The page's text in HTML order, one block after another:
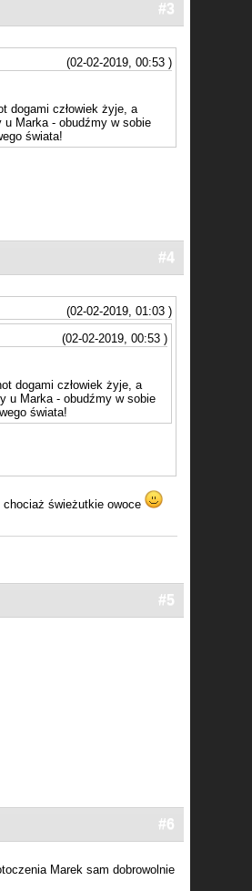
#3
(02-02-2019, 00:53 )
dogami człowiek żyje, a
u Marka - obudźmy w sobie
świata!
#4
(02-02-2019, 01:03 )
(02-02-2019, 00:53 )
dogami człowiek żyje, a
u Marka - obudźmy w sobie
świata!
chociaż świeżutkie owoce
#5
#6
Marek sam dobrowolnie